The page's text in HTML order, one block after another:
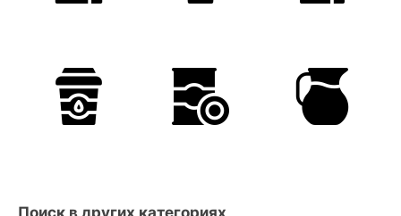
Поиск в других категориях